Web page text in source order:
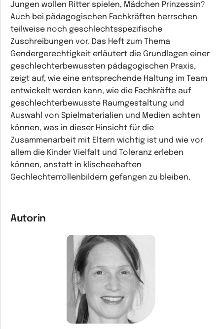
Jungen wollen Ritter spielen, Mädchen Prinzessin?
Auch bei pädagogischen Fachkräften herrschen
teilweise noch geschlechtsspezifische
Zuschreibungen vor. Das Heft zum Thema
Gendergerechtigkeit erläutert die Grundlagen einer
geschlechterbewussten pädagogischen Praxis,
zeigt auf, wie eine entsprechende Haltung im Team
entwickelt werden kann, wie die Fachkräfte auf
geschlechterbewusste Raumgestaltung und
Auswahl von Spielmaterialien und Medien achten
können, was in dieser Hinsicht für die
Zusammenarbeit mit Eltern wichtig ist und wie vor
allem die Kinder Vielfalt und Toleranz erleben
können, anstatt in klischeehaften
Gechlechterrollenbildern gefangen zu bleiben.
Autorin